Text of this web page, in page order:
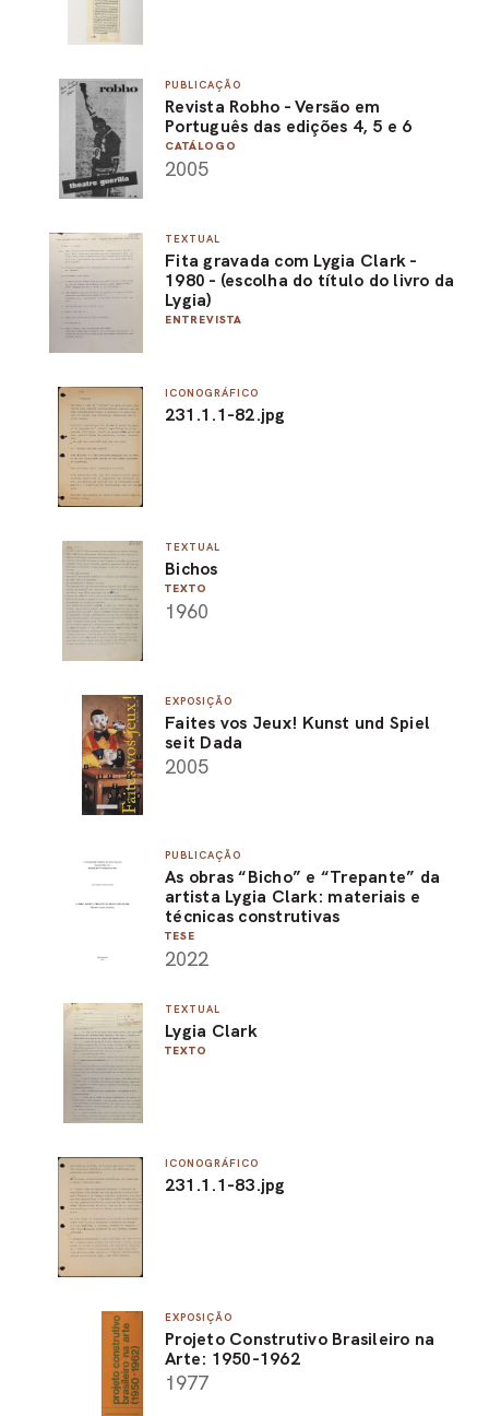
PUBLICAÇÃO
Revista Robho - Versão em
Português das edições 4, 5 e 6
CATÁLOGO
2005
TEXTUAL
Fita gravada com Lygia Clark -
1980 - (escolha do título do livro da
Lygia)
ENTREVISTA
ICONOGRÁFICO
231.1.1-82.jpg
TEXTUAL
Bichos
TEXTO
1960
EXPOSIÇÃO
Faites vos Jeux! Kunst und Spiel
seit Dada
2005
PUBLICAÇÃO
As obras “Bicho” e “Trepante” da
artista Lygia Clark: materiais e
técnicas construtivas
TESE
2022
TEXTUAL
Lygia Clark
TEXTO
ICONOGRÁFICO
231.1.1-83.jpg
EXPOSIÇÃO
Projeto Construtivo Brasileiro na
Arte: 1950-1962
1977